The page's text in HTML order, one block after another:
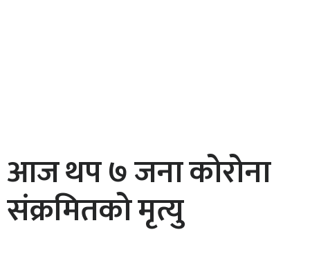
आज थप ७ जना कोरोना
संक्रमितको मृत्यु